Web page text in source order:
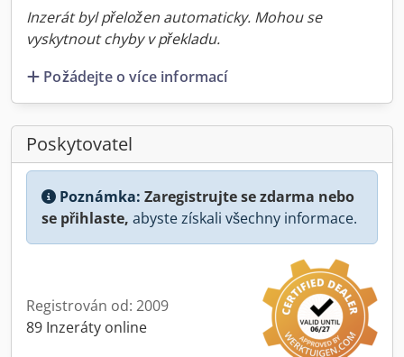
Inzerát byl přeložen automaticky. Mohou se
vyskytnout chyby v překladu.
Požádejte o více informací
Poskytovatel
Poznámka: Zaregistrujte se zdarma nebo
se přihlaste, abyste získali všechny informace.
Registrován od: 2009
89 Inzeráty online